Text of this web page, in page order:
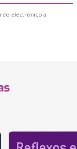
electrónico a